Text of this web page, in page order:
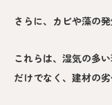
さらに、カビや藻の
これらは、湿気の多
だけでなく、建材の